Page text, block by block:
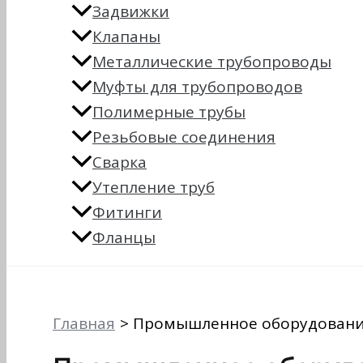
Задвижки
Клапаны
Металлические трубопроводы
Муфты для трубопроводов
Полимерные трубы
Резьбовые соединения
Сварка
Утепление труб
Фитинги
Фланцы
Главная Промышленное